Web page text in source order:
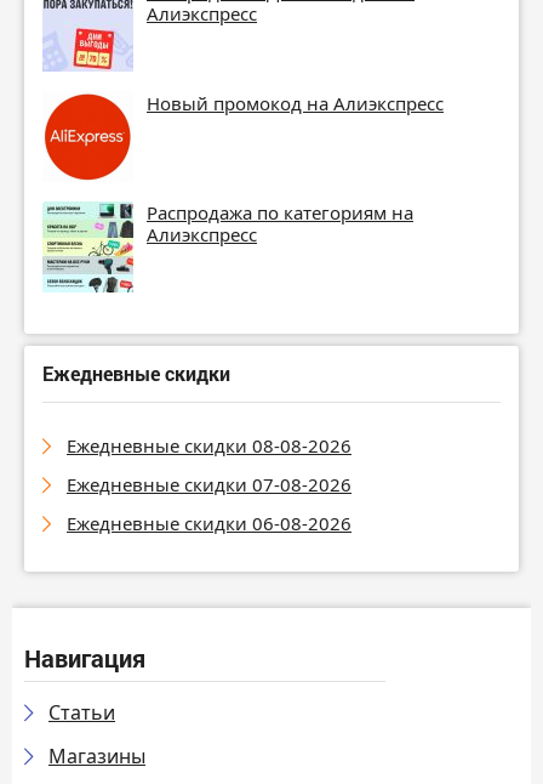
Алиэкспресс
Новый промокод на Алиэкспресс
Распродажа по категориям на
Алиэкспресс
Ежедневные скидки
Ежедневные скидки 08-08-2026
Ежедневные скидки 07-08-2026
Ежедневные скидки 06-08-2026
Навигация
Статьи
Магазины